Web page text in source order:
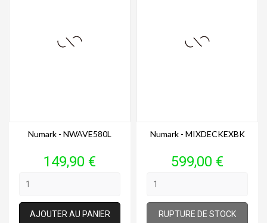
Numark - NWAVE580L
Prix
149,90 €
AJOUTER AU PANIER
Numark - MIXDECKEXBK
Prix
599,00 €
RUPTURE DE STOCK